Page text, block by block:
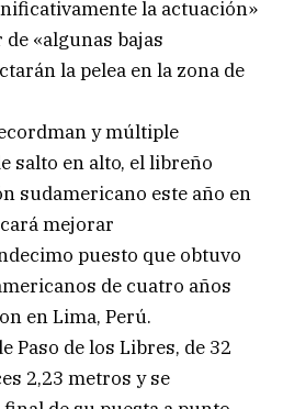
la actuación»
de «algunas bajas
la pelea en la zona de
y múltiple
salto en alto, el libreño
sudamericano este año en
mejorar
puesto que obtuvo
de cuatro años
en Lima, Perú.
Paso de los Libres, de 32
2,23 metros y se